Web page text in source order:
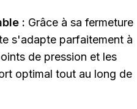
: Grâce à sa fermeture
s'adapte parfaitement à
de pression et les
optimal tout au long de